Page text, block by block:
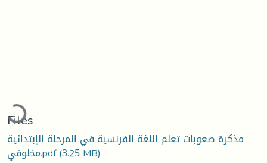
Loading...
Files
مذكرة صعوبات تعلم اللغة الفرنسية في المرحلة الإبتدائية
مخلوفي.pdf(3.25 MB)